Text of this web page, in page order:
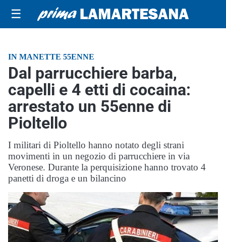
☰
IN MANETTE 55ENNE
Dal parrucchiere barba,
capelli e 4 etti di cocaina:
arrestato un 55enne di
Pioltello
I militari di Pioltello hanno notato degli strani
movimenti in un negozio di parrucchiere in via
Veronese. Durante la perquisizione hanno trovato 4
panetti di droga e un bilancino